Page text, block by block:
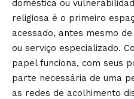
doméstica ou
religiosa é o primeiro
acessado, antes mesmo
ou serviço especializado.
papel funciona, com seus
parte necessária de uma
as redes de acolhimento